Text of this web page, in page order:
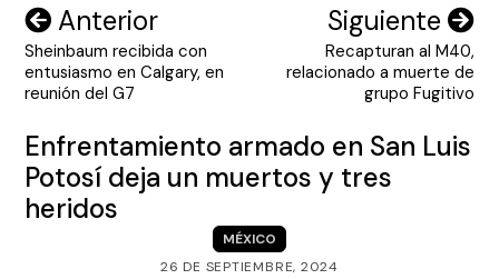
Navegación
de
entradas
Anterior
Sheinbaum recibida con
entusiasmo en Calgary, en
reunión del G7
Siguiente
Recapturan al M40,
relacionado a muerte de
grupo Fugitivo
Enfrentamiento armado en San Luis
Potosí deja un muertos y tres
heridos
MÉXICO
26 DE SEPTIEMBRE, 2024